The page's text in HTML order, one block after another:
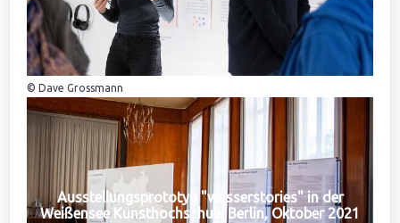
© Dave Grossmann
Ausstellungsprototyp "wasserstories" in der
Weißensee Kunsthochschule Berlin, Oktober 2021